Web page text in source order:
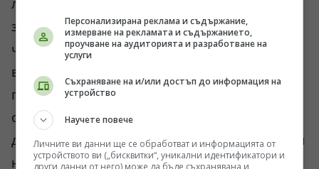
липсата на достатъчно добре формирана
задача по възпитание на децата. Убеден съм,
че един нов предмет ще допълни тези
възможности. Затова на въпроса, който
противопоставя някои хора „Религия или
светско образование“ отговарям- и едното, и
другото. Важното е да се намери точния обем
на нужните знания. И разбира се- да се
Персонализирана реклама и съдържание,
измерване на рекламата и съдържанието,
проучване на аудиторията и разработване на
услуги
Съхраняване на и/или достъп до информация на
устройство
Научете повече
Личните ви данни ще се обработват и информацията от
устройството ви („бисквитки“, уникални идентификатори и
други данни от него) може да бъде съхранявана и